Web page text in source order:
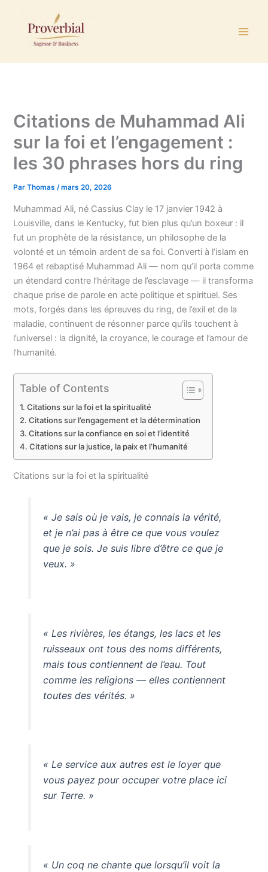
contenu
Citations de Muhammad Ali
sur la foi et l’engagement :
les 30 phrases hors du ring
ParThomas/mars 20, 2026
Muhammad Ali, né Cassius Clay le 17 janvier 1942 à
Louisville, dans le Kentucky, fut bien plus qu’un boxeur : il
fut un prophète de la résistance, un philosophe de la
volonté et un témoin ardent de sa foi. Converti à l’islam en
1964 et rebaptisé Muhammad Ali — nom qu’il porta comme
un étendard contre l’héritage de l’esclavage — il transforma
chaque prise de parole en acte politique et spirituel. Ses
mots, forgés dans les épreuves du ring, de l’exil et de la
maladie, continuent de résonner parce qu’ils touchent à
l’universel : la dignité, la croyance, le courage et l’amour de
l’humanité.
Table of Contents
Citations sur la foi et la spiritualité
Citations sur l’engagement et la détermination
Citations sur la confiance en soi et l’identité
Citations sur la justice, la paix et l’humanité
Citations sur la foi et la spiritualité
« Je sais où je vais, je connais la vérité,
et je n’ai pas à être ce que vous voulez
que je sois. Je suis libre d’être ce que je
veux. »
« Les rivières, les étangs, les lacs et les
ruisseaux ont tous des noms différents,
mais tous contiennent de l’eau. Tout
comme les religions — elles contiennent
toutes des vérités. »
« Le service aux autres est le loyer que
vous payez pour occuper votre place ici
sur Terre. »
« Un coq ne chante que lorsqu’il voit la